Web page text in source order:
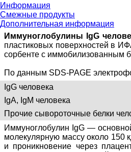
Информация
Смежные продукты
Дополнительная информация
Иммуноглобулины IgG
пластиковых поверхностей в
сорбенте с иммобилизованным
По данным SDS-PAGE
IgG человека
IgA, IgM человека
Прочие сывороточные белки
Иммуноглобулин IgG —
молекулярную массу около 150
и проникновение через